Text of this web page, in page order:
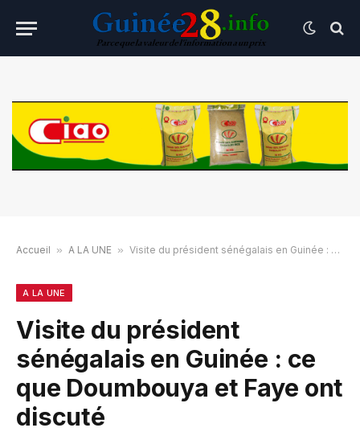
Accueil » A LA UNE » Visite du président sénégalais en Guinée : ce que Doumbouya et Faye ont discuté
A LA UNE
Visite du président
sénégalais en Guinée : ce
que Doumbouya et Faye ont
discuté